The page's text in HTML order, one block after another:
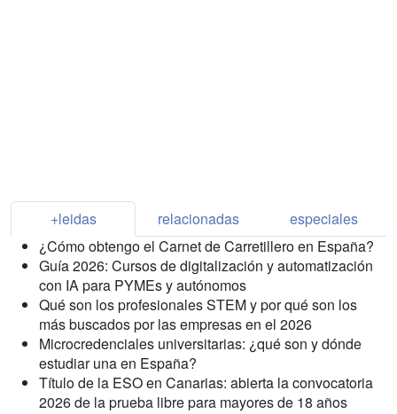
+leidas relacionadas
especiales
¿Cómo obtengo el Carnet de Carretillero en España?
Guía 2026: Cursos de digitalización y automatización
con IA para PYMEs y autónomos
Qué son los profesionales STEM y por qué son los
más buscados por las empresas en el 2026
Microcredenciales universitarias: ¿qué son y dónde
estudiar una en España?
Título de la ESO en Canarias: abierta la convocatoria
2026 de la prueba libre para mayores de 18 años